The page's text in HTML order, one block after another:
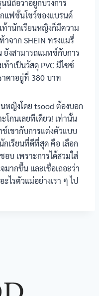
ปรับได้
ปรับได้
ปรับได้
นี้ถือว่าอยู่กับวงการ
แฟชั่นโชว์ของแบรนด์
ท้านักเรียนหญิงก็มีความ
าจาก SHEIN ทรงแมรี่
ยังสามารถแมทช์กับการ
ท้าเป็นวัสดุ PVC มีไซซ์
คาอยู่ที่ 380 บาท
หญิงโดย tsood ต้องบอก
โกนเลยทีเดียว! เท่านั้น
เขากับการแต่งตัวแบบ
กเรียนที่ดีที่สุด คือ เลือก
บ เพราะการได้สวมใส่
มากขึ้น และเชื่อเถอะว่า
ไรตัวแม่อย่างเรา ๆ ไป